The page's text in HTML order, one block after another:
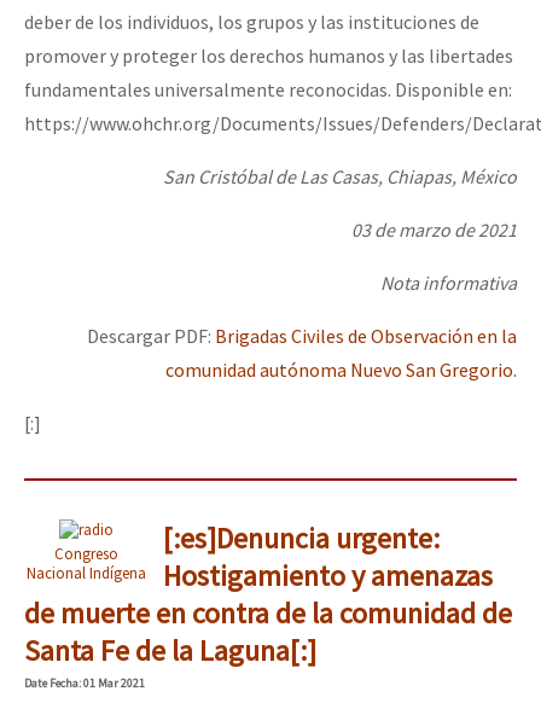
deber de los individuos, los grupos y las instituciones de
promover y proteger los derechos humanos y las libertades
fundamentales universalmente reconocidas. Disponible en:
https://www.ohchr.org/Documents/Issues/Defenders/
San Cristóbal de Las Casas, Chiapas, México
03 de marzo de 2021
Nota informativa
Descargar PDF: Brigadas Civiles de Observación en la
comunidad autónoma Nuevo San Gregorio.
[:]
Congreso
Nacional Indígena
[:es]Denuncia urgente:
Hostigamiento y amenazas
de muerte en contra de la comunidad de
Santa Fe de la Laguna[:]
DateFecha: 01 Mar 2021